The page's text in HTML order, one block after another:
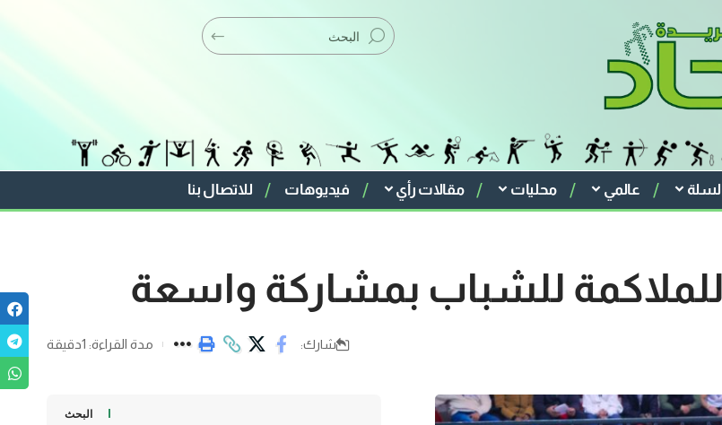
عالمي محليات مقالات رأي فيديوهات للاتصال بنا
للشباب بمشاركة واسعة
شارك: مدة القراءة: 1دقيقة
البحث